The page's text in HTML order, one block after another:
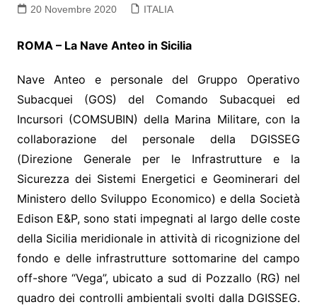
20 Novembre 2020 ITALIA
ROMA – La Nave Anteo in Sicilia
Nave Anteo e personale del Gruppo Operativo
Subacquei (GOS) del Comando Subacquei ed
Incursori (COMSUBIN) della Marina Militare, con la
collaborazione del personale della DGISSEG
(Direzione Generale per le Infrastrutture e la
Sicurezza dei Sistemi Energetici e Geominerari del
Ministero dello Sviluppo Economico) e della Società
Edison E&P, sono stati impegnati al largo delle coste
della Sicilia meridionale in attività di ricognizione del
fondo e delle infrastrutture sottomarine del campo
off-shore “Vega”, ubicato a sud di Pozzallo (RG) nel
quadro dei controlli ambientali svolti dalla DGISSEG.